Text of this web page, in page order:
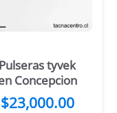
Pulseras tyvek
Concepcion
$23,000.00